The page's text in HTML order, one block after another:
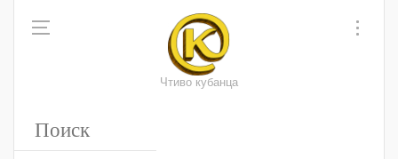
Чтиво кубанца